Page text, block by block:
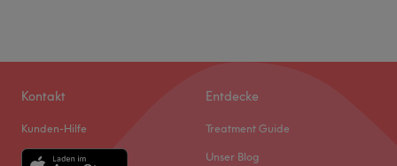
Kontakt
Kunden-Hilfe
Entdecke
Treatment Guide
Unser Blog